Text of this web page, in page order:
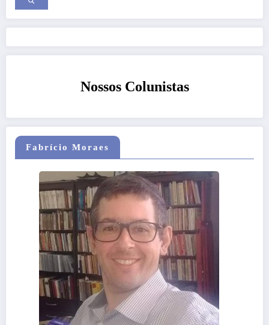
Nossos Colunistas
Fabrício Moraes